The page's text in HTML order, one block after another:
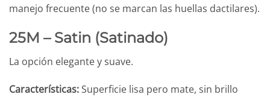
manejo frecuente (no se marcan las huellas dactilares).
25M – Satin (Satinado)
La opción elegante y suave.
Características:Superficie lisa pero mate, sin brillo